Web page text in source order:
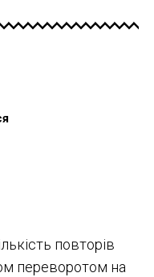
повторів
переворотом на